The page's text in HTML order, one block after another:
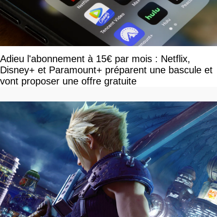
Adieu l'abonnement à 15€ par mois : Netflix,
Disney+ et Paramount+ préparent une bascule et
vont proposer une offre gratuite